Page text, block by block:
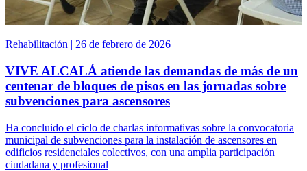
Rehabilitación | 26 de febrero de 2026
VIVE ALCALÁ atiende las demandas de más de un
centenar de bloques de pisos en las jornadas sobre
subvenciones para ascensores
Ha concluido el ciclo de charlas informativas sobre la convocatoria
municipal de subvenciones para la instalación de ascensores en
edificios residenciales colectivos, con una amplia participación
ciudadana y profesional